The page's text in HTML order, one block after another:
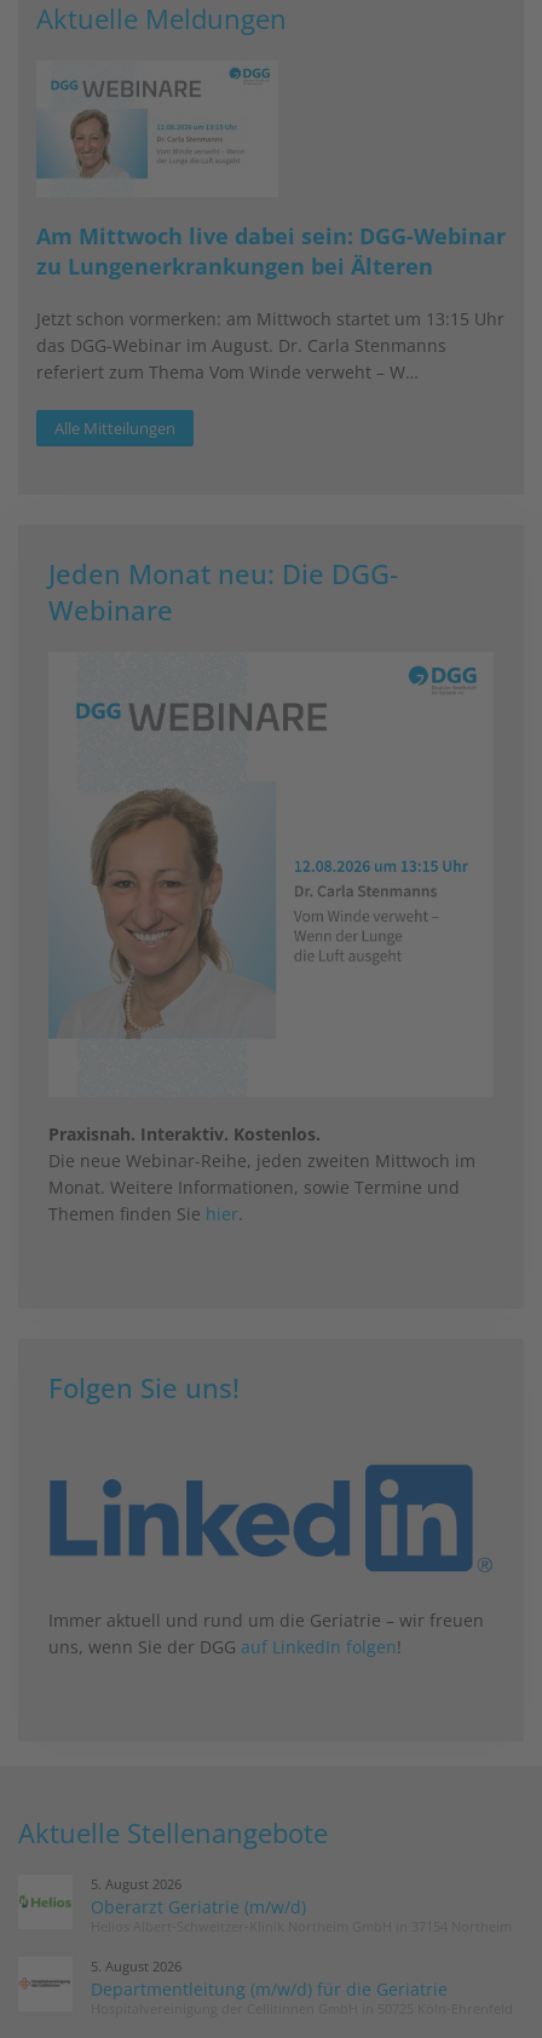
Aktuelle Meldungen
Am Mittwoch live dabei sein: DGG-Webinar
zu Lungenerkrankungen bei Älteren
Jetzt schon vormerken: am Mittwoch startet um 13:15 Uhr
das DGG-Webinar im August. Dr. Carla Stenmanns
referiert zum Thema Vom Winde verweht – W…
Alle Mitteilungen
Jeden Monat neu: Die DGG-
Webinare
Praxisnah. Interaktiv. Kostenlos.
Die neue Webinar-Reihe, jeden zweiten Mittwoch im
Monat. Weitere Informationen, sowie Termine und
Themen finden Sie hier.
Folgen Sie uns!
Immer aktuell und rund um die Geriatrie – wir freuen
uns, wenn Sie der DGG auf LinkedIn folgen!
Aktuelle Stellenangebote
5. August 2026
Oberarzt Geriatrie (m/w/d)
5. August 2026
Departmentleitung (m/w/d) für die Geriatrie